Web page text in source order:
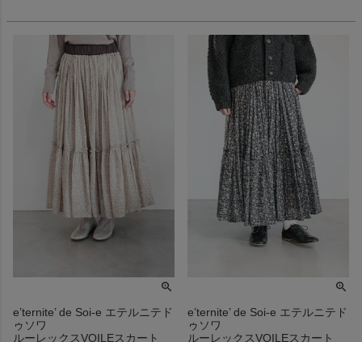
e’ternite’ de Soi-e エテルニテド
ゥソワ
ルーレックスVOILEスカート
e’ternite’ de Soi-e エテルニテド
ゥソワ
ルーレックスVOILEスカート